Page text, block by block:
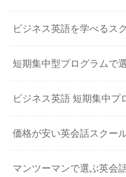
ビジネス英語を学べるス
短期集中型プログラムで
ビジネス英語 短期集中プ
価格が安い英会話スクー
マンツーマンで選ぶ英会